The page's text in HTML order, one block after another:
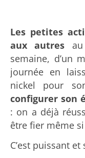
Les petites
aux autres au
semaine, d’un
journée en
nickel pour
configurer son
: on a déjà
être fier même
C’est puissant